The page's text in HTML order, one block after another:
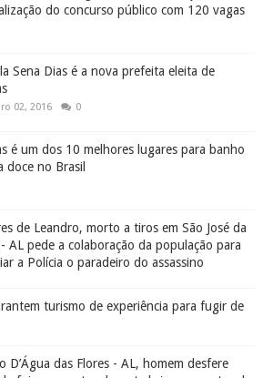
do concurso público com 120 vagas
Sena Dias é a nova prefeita eleita de
02, 2016 0
é um dos 10 melhores lugares para banho
doce no Brasil
de Leandro, morto a tiros em São José da
AL pede a colaboração da população para
a Polícia o paradeiro do assassino
turismo de experiência para fugir de
D’Água das Flores - AL, homem desfere